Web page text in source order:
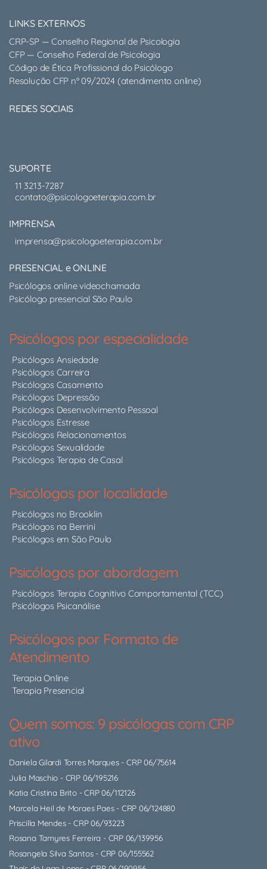
LINKS EXTERNOS
CRP-SP — Conselho Regional de Psicologia
CFP — Conselho Federal de Psicologia
Código de Ética Profissional do Psicólogo
Resolução CFP nº 09/2024 (atendimento online)
REDES SOCIAIS
SUPORTE
11 3213-7287
contato@psicologoeterapia.com.br
IMPRENSA
imprensa@psicologoeterapia.com.br
PRESENCIAL e ONLINE
Psicólogos online videochamada
Psicólogo presencial São Paulo
Psicólogos por especialidade
Psicólogos Ansiedade
Psicólogos Carreira
Psicólogos Casamento
Psicólogos Depressão
Psicólogos Desenvolvimento Pessoal
Psicólogos Estresse
Psicólogos Relacionamentos
Psicólogos Sexualidade
Psicólogos Terapia de Casal
Psicólogos por localidade
Psicólogos no Brooklin
Psicólogos na Berrini
Psicólogos em São Paulo
Psicólogos por abordagem
Psicólogos Terapia Cognitivo Comportamental (TCC)
Psicólogos Psicanálise
Psicólogos por Formato de
Atendimento
Terapia Online
Terapia Presencial
Quem somos: 9 psicólogas com CRP
ativo
Daniela Gilardi Torres Marques- CRP 06/75614
Julia Maschio - CRP 06/195216
Katia Cristina Brito- CRP 06/112126
Marcela Heil de Moraes Paes- CRP 06/124880
Priscilla Mendes- CRP 06/93223
Rosana Tamyres Ferreira - CRP 06/139956
Rosangela Silva Santos- CRP 06/155562